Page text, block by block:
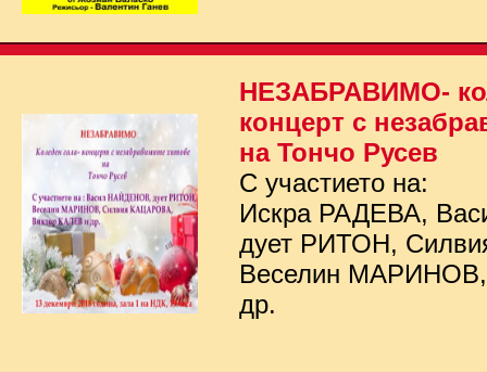
НЕЗАБРАВИМО-
концерт с
на Тончо Русев
С участието на:
Искра РАДЕВА,
дует РИТОН,
Веселин
др.